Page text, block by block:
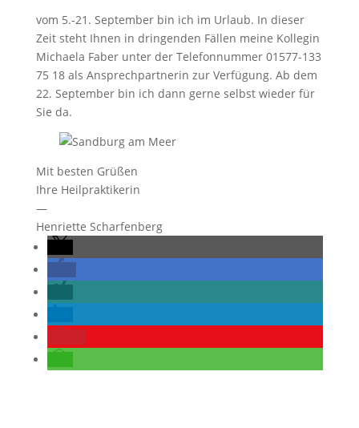
vom 5.-21. September bin ich im Urlaub. In dieser
Zeit steht Ihnen in dringenden Fällen meine Kollegin
Michaela Faber unter der Telefonnummer 01577-133
75 18 als Ansprechpartnerin zur Verfügung. Ab dem
22. September bin ich dann gerne selbst wieder für
Sie da.
Mit besten Grüßen
Ihre Heilpraktikerin
—
Henriette Scharfenberg